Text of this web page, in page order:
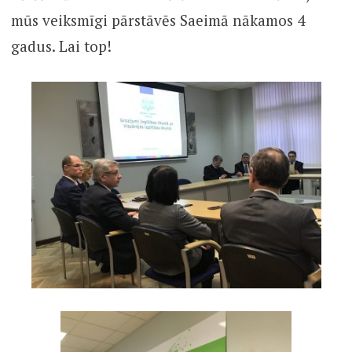
mūs veiksmīgi pārstāvēs Saeimā nākamos 4
gadus. Lai top!